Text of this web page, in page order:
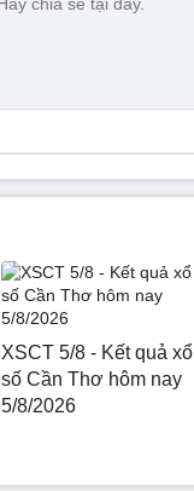
XSCT 5/8 - Kết quả xổ
số Cần Thơ hôm nay
5/8/2026